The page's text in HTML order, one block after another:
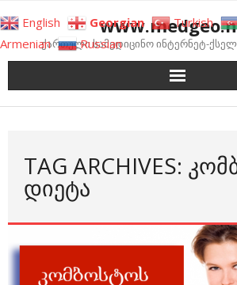
to
contentქართული სამედიცინო ინტერნეტ-
TAG ARCHIVES:
ᲓᲘᲔᲢᲐ
English Georgian Turkish
Armenian
Russian